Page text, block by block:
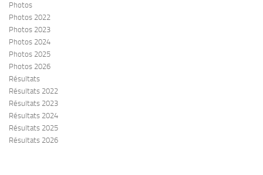
Photos
Photos 2022
Photos 2023
Photos 2024
Photos 2025
Photos 2026
Résultats
Résultats 2022
Résultats 2023
Résultats 2024
Résultats 2025
Résultats 2026